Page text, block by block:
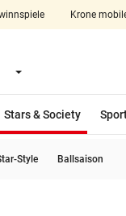
Krone
Menü aufklappen
Stars & Society
Style Ballsaison